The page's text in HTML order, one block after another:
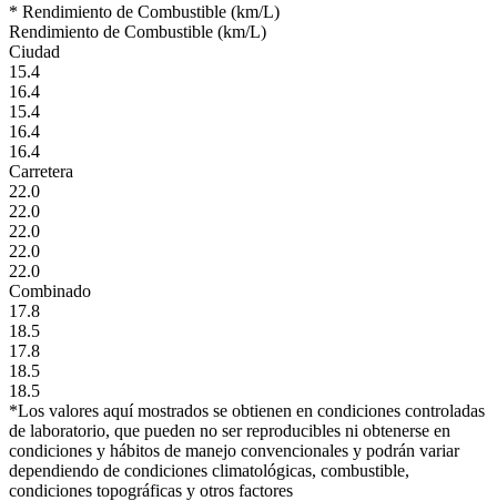
* Rendimiento de Combustible (km/L)
Rendimiento de Combustible (km/L)
Ciudad
15.4
16.4
15.4
16.4
16.4
Carretera
22.0
22.0
22.0
22.0
22.0
Combinado
17.8
18.5
17.8
18.5
18.5
*Los valores aquí mostrados se obtienen en condiciones controladas
de laboratorio, que pueden no ser reproducibles ni obtenerse en
condiciones y hábitos de manejo convencionales y podrán variar
dependiendo de condiciones climatológicas, combustible,
condiciones topográficas y otros factores